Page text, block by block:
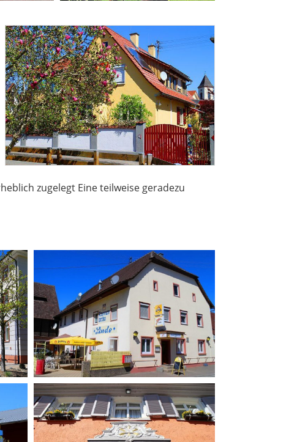
zugelegt Eine teilweise geradezu